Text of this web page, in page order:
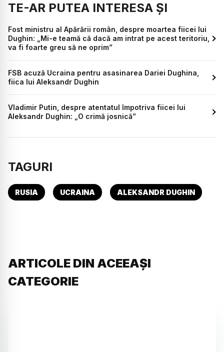
TE-AR PUTEA INTERESA ȘI
Fost ministru al Apărării român, despre moartea fiicei lui
Dughin: „Mi-e teamă că dacă am intrat pe acest teritoriu,
va fi foarte greu să ne oprim”
FSB acuză Ucraina pentru asasinarea Dariei Dughina,
fiica lui Aleksandr Dughin
Vladimir Putin, despre atentatul împotriva fiicei lui
Aleksandr Dughin: „O crimă josnică”
TAGURI
RUSIA UCRAINA ALEKSANDR DUGHIN
ARTICOLE DIN ACEEAȘI
CATEGORIE